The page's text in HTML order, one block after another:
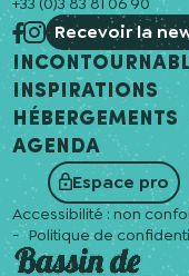
Recevoir la
Inspirations
Hébergements
Agenda
Espace pro
Accessibilité : non
Politique de